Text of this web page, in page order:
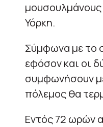
Υόρκη.
Σύμφωνα με το
εφόσον και οι
συμφωνήσουν
πόλεμος θα
Εντός 72 ωρών